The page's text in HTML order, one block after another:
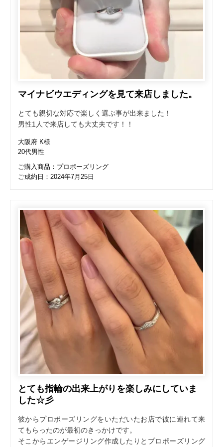
マイナビウエディングを見て来店しました。
とても親切な対応で楽しく選ぶ事が出来ました！
男性1人で来店しても大丈夫です！！
大阪府 K様
20代男性
ご購入商品：プロポーズリング
ご成約日：2024年7月25日
とても指輪の出来上がりを楽しみにしていま
した☆彡
彼からプロポーズリングをいただいたお店で彼に連れて来
てもらったのが最初のきっかけです。
そこからエンゲージリング作成したりとプロポーズリング